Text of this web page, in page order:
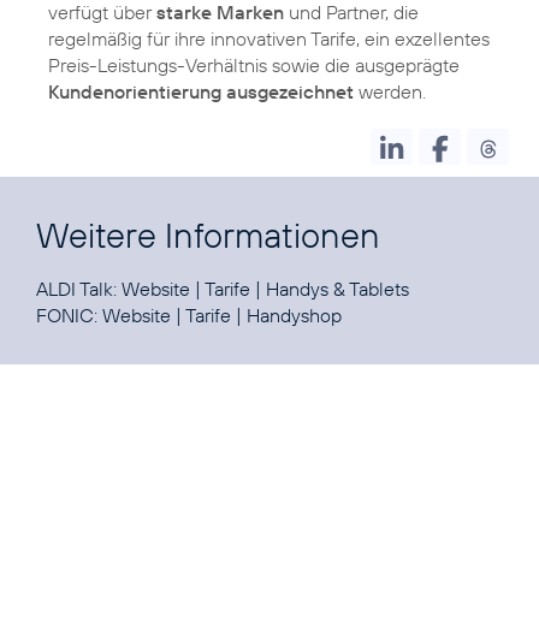
verfügt überstarke Marken und Partner, die
regelmäßig für ihre innovativen Tarife, ein exzellentes
Preis-Leistungs-Verhältnis sowie die ausgeprägte
Kundenorientierung ausgezeichnet werden.
Weitere Informationen
ALDI Talk: Website | Tarife | Handys & Tablets
FONIC: Website | Tarife | Handyshop